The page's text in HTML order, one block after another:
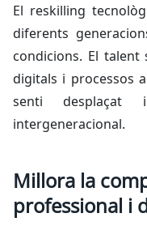
El reskilling
diferents
condicions. El
digitals i processos
senti desplaçat
intergeneracional.
Millora la
professional i